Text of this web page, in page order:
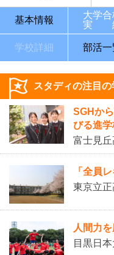
基本情報
大学合
実
学校詳細 部活一
スタディの注目の
SGHか
びる進学
富士見
「全員
東京立
人間力
目黒日